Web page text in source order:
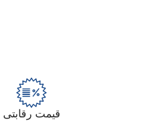
قیمت رقابتی